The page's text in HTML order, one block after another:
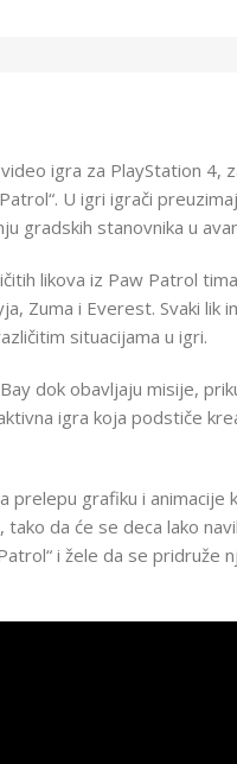
igra za PlayStation 4,
U igri igrači
gradskih stanovnika u
likova iz Paw Patrol
Zuma i Everest. Svaki lik
situacijama u igri.
dok obavljaju misije,
igra koja podstiče
prelepu grafiku i animacije
da će se deca lako
i žele da se pridruže